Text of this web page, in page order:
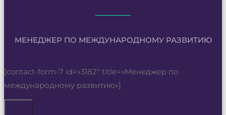
МЕНЕДЖЕР ПО МЕЖДУНАРОДНОМУ РАЗВИТИЮ
[contact-form-7 id=»3182″ title=»Менеджер по
международному развитию»]